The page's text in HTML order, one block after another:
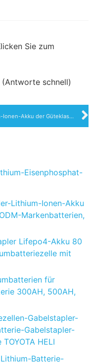
Sie zum
(Antworte schnell)
Lithium-Ionen-Akku der Güteklasse A mit hoher Entladungsrate, heißer Verkauf für Gabelstaplerbatterien
Eisenphosphat-
Lithium-Ionen-Akku
Markenbatterien,
Lifepo4-Akku 80
mit
für
300AH, 500AH,
Gabelstapler-
Gabelstapler-
HELI
Batterie-